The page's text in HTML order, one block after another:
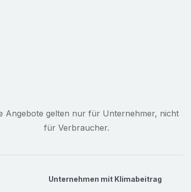
Angebote gelten nur für Unternehmer, nicht
für Verbraucher.
Unternehmen mit Klimabeitrag